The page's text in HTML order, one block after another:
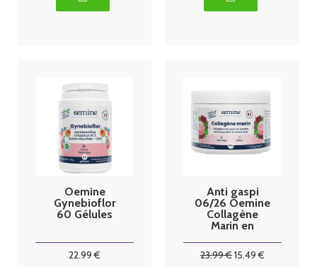
Oemine
Gynebioflor
60 Gélules
22.99 €
Anti gaspi
06/26 Oemine
Collagène
Marin en
23.99€15.49 €